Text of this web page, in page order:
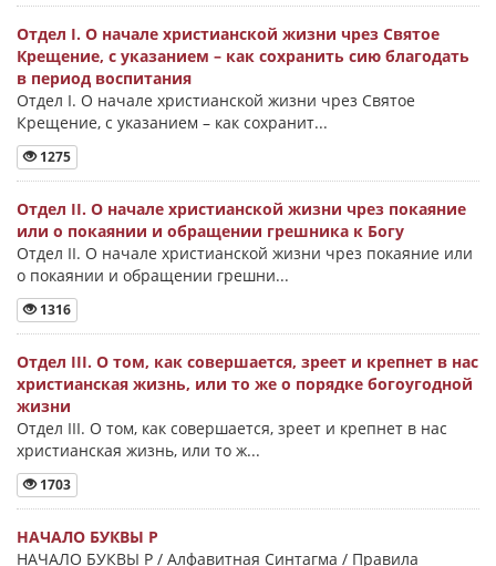
Отдел I. О начале христианской жизни чрез Святое
Крещение, с указанием – как сохранить сию благодать
в период воспитания
Отдел I. О начале христианской жизни чрез Святое
Крещение, с указанием – как сохранит...
1275
Отдел II. О начале христианской жизни чрез покаяние
или о покаянии и обращении грешника к Богу
Отдел II. О начале христианской жизни чрез покаяние или
о покаянии и обращении грешни...
1316
Отдел III. О том, как совершается, зреет и крепнет в нас
христианская жизнь, или то же о порядке богоугодной
жизни
Отдел III. О том, как совершается, зреет и крепнет в нас
христианская жизнь, или то ж...
1703
НАЧАЛО БУКВЫ Ρ
НАЧАЛО БУКВЫ Ρ / Алфавитная Синтагма / Правила